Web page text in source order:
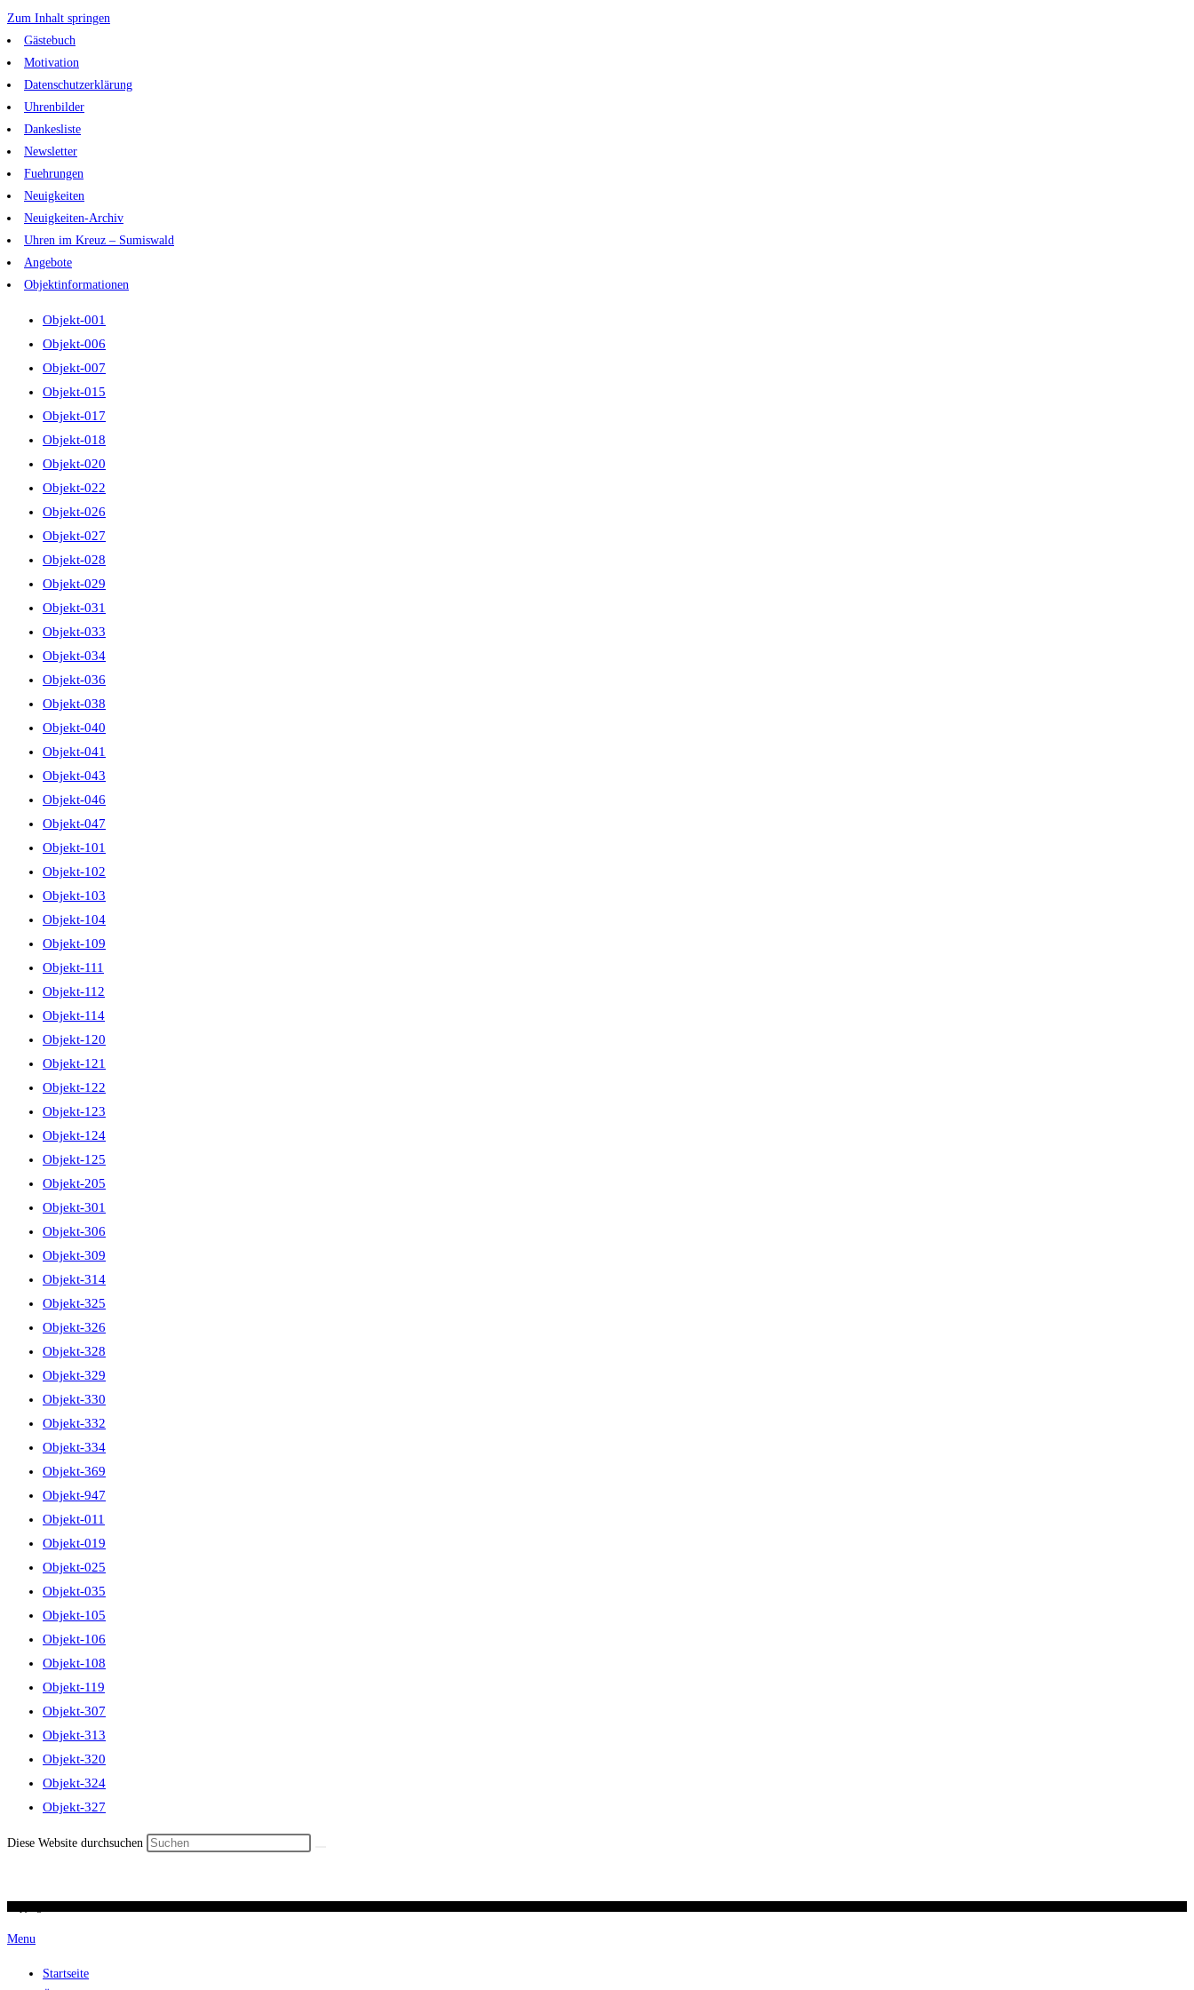
Zum Inhalt springen
Gästebuch
Motivation
Datenschutzerklärung
Uhrenbilder
Dankesliste
Newsletter
Fuehrungen
Neuigkeiten
Neuigkeiten-Archiv
Uhren im Kreuz – Sumiswald
Angebote
Objektinformationen
Objekt-001
Objekt-006
Objekt-007
Objekt-015
Objekt-017
Objekt-018
Objekt-020
Objekt-022
Objekt-026
Objekt-027
Objekt-028
Objekt-029
Objekt-031
Objekt-033
Objekt-034
Objekt-036
Objekt-038
Objekt-040
Objekt-041
Objekt-043
Objekt-046
Objekt-047
Objekt-101
Objekt-102
Objekt-103
Objekt-104
Objekt-109
Objekt-111
Objekt-112
Objekt-114
Objekt-120
Objekt-121
Objekt-122
Objekt-123
Objekt-124
Objekt-125
Objekt-205
Objekt-301
Objekt-306
Objekt-309
Objekt-314
Objekt-325
Objekt-326
Objekt-328
Objekt-329
Objekt-330
Objekt-332
Objekt-334
Objekt-369
Objekt-947
Objekt-011
Objekt-019
Objekt-025
Objekt-035
Objekt-105
Objekt-106
Objekt-108
Objekt-119
Objekt-307
Objekt-313
Objekt-320
Objekt-324
Objekt-327
Diese Website durchsuchen
Menu
Startseite